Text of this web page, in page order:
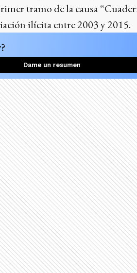
tramo de la causa
ilícita entre 2003 y 2015.
Dame un resumen